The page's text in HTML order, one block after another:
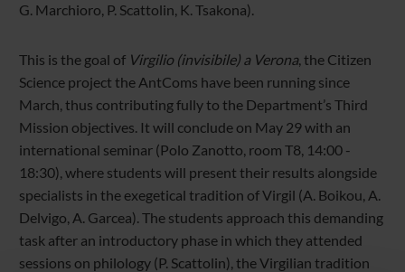
G. Marchioro, P. Scattolin, K. Tsakona).
This is the goal of Virgilio (invisibile) a Verona, the Citizen
Science project the AntComs have been running since
March, thus contributing fully to the Department’s Third
Mission objectives. It will conclude on May 29 with an
international seminar (Polo Zanotto, room T8, 14:00 -
18:30), where students will present their results alongside
specialists in the exegetical tradition of Virgil (A. Boikou, A.
Delvigo, A. Garcea). The students approach this demanding
task after an introductory phase in which they attended
sessions on philology (P. Scattolin), the Virgilian tradition